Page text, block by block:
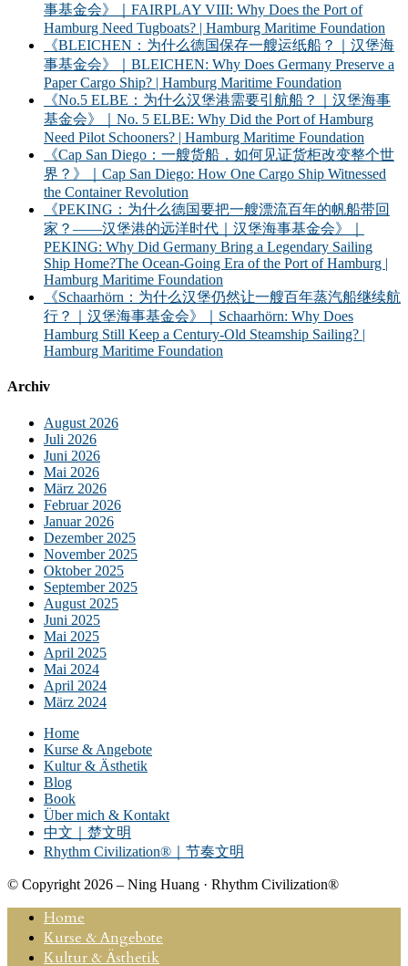
事基金会》｜FAIRPLAY VIII: Why Does the Port of
Hamburg Need Tugboats? | Hamburg Maritime Foundation
《BLEICHEN：为什么德国保存一艘运纸船？｜汉堡海
事基金会》｜BLEICHEN: Why Does Germany Preserve a
Paper Cargo Ship? | Hamburg Maritime Foundation
《No.5 ELBE：为什么汉堡港需要引航船？｜汉堡海事
基金会》｜No. 5 ELBE: Why Did the Port of Hamburg
Need Pilot Schooners? | Hamburg Maritime Foundation
《Cap San Diego：一艘货船，如何见证货柜改变整个世
界？》｜Cap San Diego: How One Cargo Ship Witnessed
the Container Revolution
《PEKING：为什么德国要把一艘漂流百年的帆船带回
家？——汉堡港的远洋时代｜汉堡海事基金会》｜
PEKING: Why Did Germany Bring a Legendary Sailing
Ship Home?The Ocean-Going Era of the Port of Hamburg |
Hamburg Maritime Foundation
《Schaarhörn：为什么汉堡仍然让一艘百年蒸汽船继续航
行？｜汉堡海事基金会》｜Schaarhörn: Why Does
Hamburg Still Keep a Century-Old Steamship Sailing? |
Hamburg Maritime Foundation
Archiv
August 2026
Juli 2026
Juni 2026
Mai 2026
März 2026
Februar 2026
Januar 2026
Dezember 2025
November 2025
Oktober 2025
September 2025
August 2025
Juni 2025
Mai 2025
April 2025
Mai 2024
April 2024
März 2024
Home
Kurse & Angebote
Kultur & Ästhetik
Blog
Book
Über mich & Kontakt
中文｜楚文明
Rhythm Civilization®｜节奏文明
© Copyright 2026 – Ning Huang · Rhythm Civilization®
Home
Kurse & Angebote
Kultur & Ästhetik